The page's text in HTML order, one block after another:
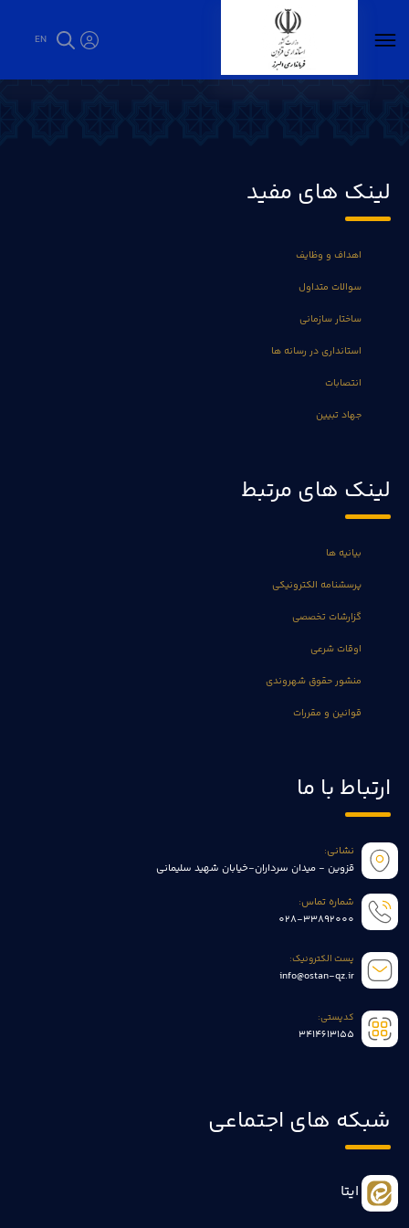
EN
لینک های مفید
اهداف و وظایف
سوالات متداول
ساختار سازمانی
استانداری در رسانه ها
انتصابات
جهاد تبیین
لینک های مرتبط
بیانیه ها
پرسشنامه الکترونیکی
گزارشات تخصصی
اوقات شرعی
منشور حقوق شهروندی
قوانین و مقررات
ارتباط با ما
نشانی:
قزوین - میدان سرداران-خیابان شهید سلیمانی
شماره تماس:
028-33892000
پست الکترونیک:
info@ostan-qz.ir
کدپستی:
3414613155
شبکه های اجتماعی
ایتا